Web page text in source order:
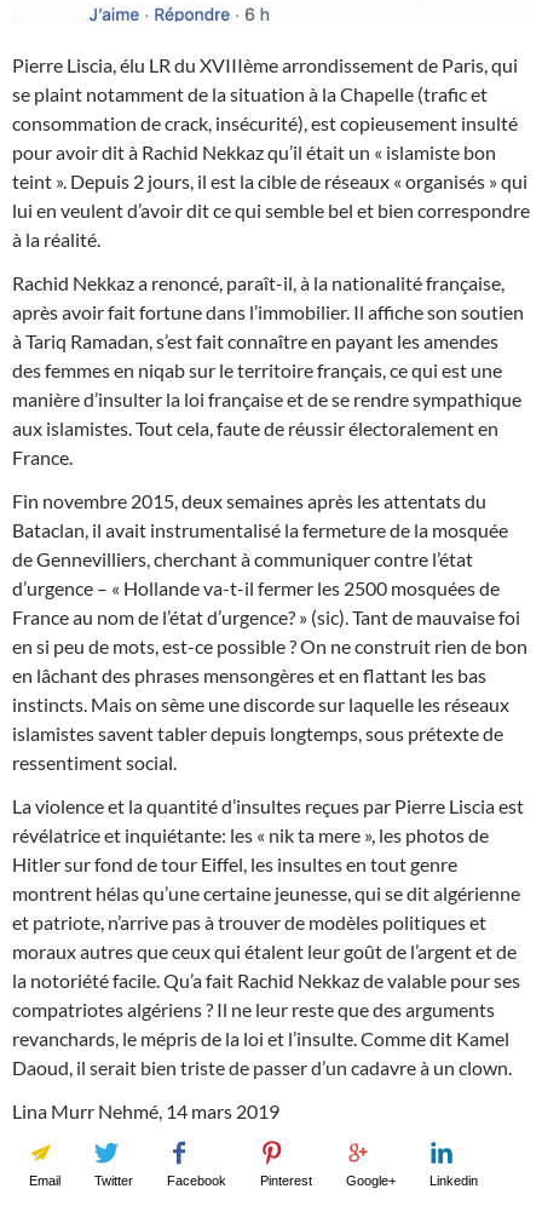
Pierre Liscia, élu LR du XVIIIème arrondissement de Paris, qui
se plaint notamment de la situation à la Chapelle (trafic et
consommation de crack, insécurité), est copieusement insulté
pour avoir dit à Rachid Nekkaz qu’il était un « islamiste bon
teint ». Depuis 2 jours, il est la cible de réseaux « organisés » qui
lui en veulent d’avoir dit ce qui semble bel et bien correspondre
à la réalité.
Rachid Nekkaz a renoncé, paraît-il, à la nationalité française,
après avoir fait fortune dans l’immobilier. Il affiche son soutien
à Tariq Ramadan, s’est fait connaître en payant les amendes
des femmes en niqab sur le territoire français, ce qui est une
manière d’insulter la loi française et de se rendre sympathique
aux islamistes. Tout cela, faute de réussir électoralement en
France.
Fin novembre 2015, deux semaines après les attentats du
Bataclan, il avait instrumentalisé la fermeture de la mosquée
de Gennevilliers, cherchant à communiquer contre l’état
d’urgence – « Hollande va-t-il fermer les 2500 mosquées de
France au nom de l’état d’urgence? » (sic). Tant de mauvaise foi
en si peu de mots, est-ce possible ? On ne construit rien de bon
en lâchant des phrases mensongères et en flattant les bas
instincts. Mais on sème une discorde sur laquelle les réseaux
islamistes savent tabler depuis longtemps, sous prétexte de
ressentiment social.
La violence et la quantité d’insultes reçues par Pierre Liscia est
révélatrice et inquiétante: les « nik ta mere », les photos de
Hitler sur fond de tour Eiffel, les insultes en tout genre
montrent hélas qu’une certaine jeunesse, qui se dit algérienne
et patriote, n’arrive pas à trouver de modèles politiques et
moraux autres que ceux qui étalent leur goût de l’argent et de
la notoriété facile. Qu’a fait Rachid Nekkaz de valable pour ses
compatriotes algériens ? Il ne leur reste que des arguments
revanchards, le mépris de la loi et l’insulte. Comme dit Kamel
Daoud, il serait bien triste de passer d’un cadavre à un clown.
Lina Murr Nehmé, 14 mars 2019
Email Twitter Facebook Pinterest Google+ Linkedin